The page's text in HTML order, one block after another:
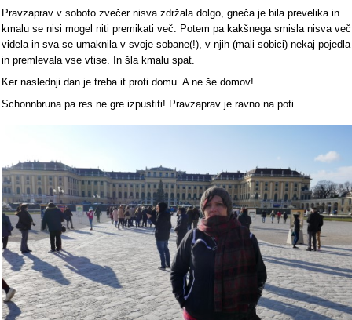
Pravzaprav v soboto zvečer nisva zdržala dolgo, gneča je bila prevelika in
kmalu se nisi mogel niti premikati več. Potem pa kakšnega smisla nisva več
videla in sva se umaknila v svoje sobane(!), v njih (mali sobici) nekaj pojedla
in premlevala vse vtise. In šla kmalu spat.
Ker naslednji dan je treba it proti domu. A ne še domov!
Schonnbruna pa res ne gre izpustiti! Pravzaprav je ravno na poti.